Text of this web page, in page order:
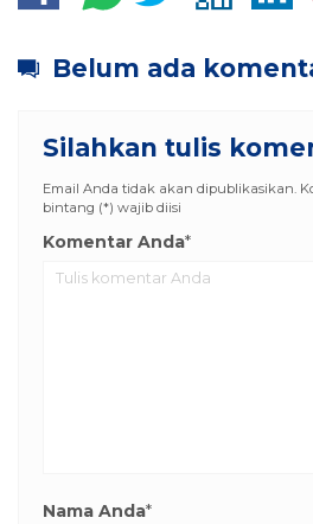
Belum ada
Silahkan tulis
Email Anda tidak akan dipublikasikan.
bintang (*) wajib diisi
Komentar Anda*
Nama Anda*